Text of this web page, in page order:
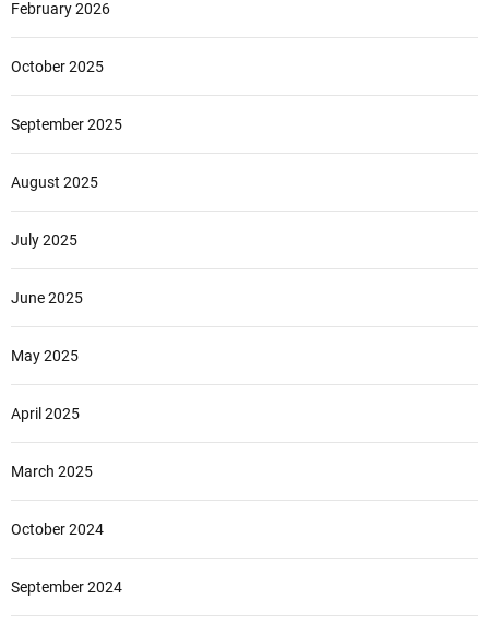
February 2026
October 2025
September 2025
August 2025
July 2025
June 2025
May 2025
April 2025
March 2025
October 2024
September 2024